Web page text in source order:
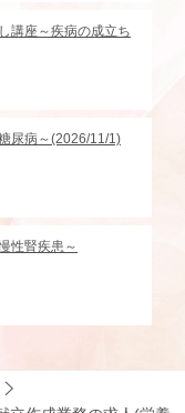
講座～疾病の成立ち
尿病～(2026/11/1)
性腎疾患～